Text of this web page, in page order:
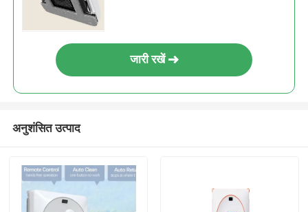
जारी रखें
अनुशंसित उत्पाद